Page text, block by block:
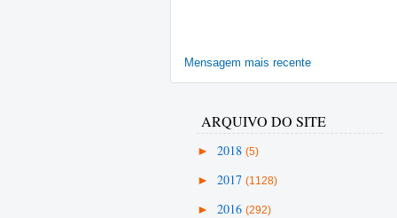
Mensagem mais recente
ARQUIVO DO SITE
► 2018 (5)
► 2017 (1128)
► 2016 (292)